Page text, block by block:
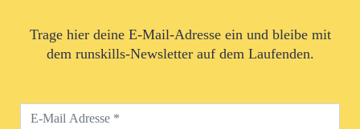
Trage hier deine E-Mail-Adresse ein und bleibe mit
dem runskills-Newsletter auf dem Laufenden.